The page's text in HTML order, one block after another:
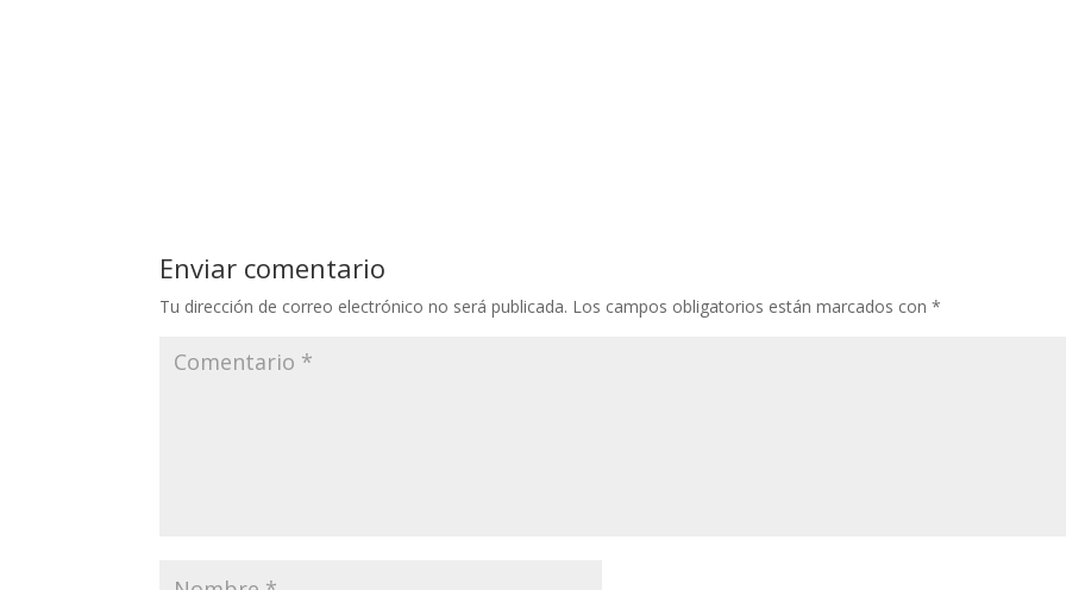
Enviar comentario
Tu dirección de correo electrónico no será publicada. Los campos obligatorios están marcados con*